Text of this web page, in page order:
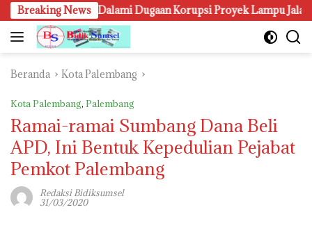
Langsung
ke
konten
Breaking News
Palembang Dalami Dugaan Korupsi Proyek Lampu Jalan, 69
Beranda Kota Palembang
Kota Palembang, Palembang
Ramai-ramai Sumbang Dana Beli
APD, Ini Bentuk Kepedulian Pejabat
Pemkot Palembang
Redaksi Bidiksumsel
31/03/2020